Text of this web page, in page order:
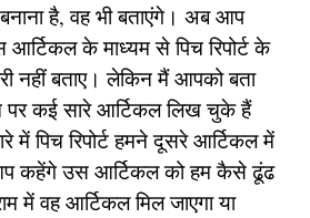
है, वह भी बताएंगे। अब आप
के माध्यम से पिच रिपोर्ट के
नहीं बताए। लेकिन मैं आपको बता
कई सारे आर्टिकल लिख चुके हैं
पिच रिपोर्ट हमने दूसरे आर्टिकल में
कहेंगे उस आर्टिकल को हम कैसे ढूंढ
में वह आर्टिकल मिल जाएगा या